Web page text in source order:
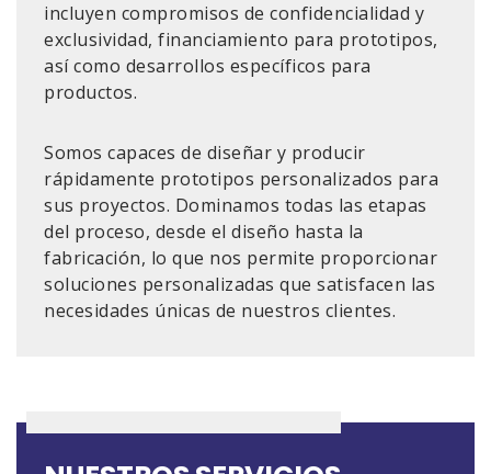
incluyen compromisos de confidencialidad y
exclusividad, financiamiento para prototipos,
así como desarrollos específicos para
productos.
Somos capaces de diseñar y producir
rápidamente prototipos personalizados para
sus proyectos. Dominamos todas las etapas
del proceso, desde el diseño hasta la
fabricación, lo que nos permite proporcionar
soluciones personalizadas que satisfacen las
necesidades únicas de nuestros clientes.